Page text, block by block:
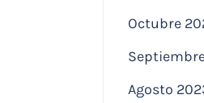
Octubre
Agosto